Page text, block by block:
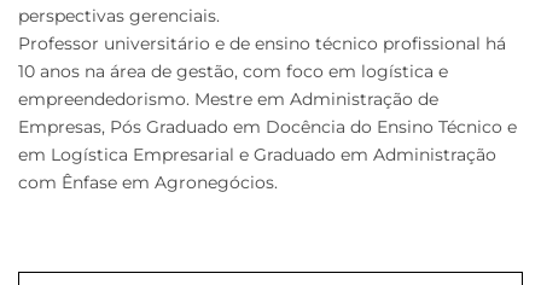
perspectivas gerenciais.
Professor universitário e de ensino técnico profissional há
10 anos na área de gestão, com foco em logística e
empreendedorismo. Mestre em Administração de
Empresas, Pós Graduado em Docência do Ensino Técnico e
em Logística Empresarial e Graduado em Administração
com Ênfase em Agronegócios.